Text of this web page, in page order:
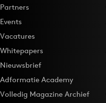
Partners
Events
Vacatures
Whitepapers
Nieuwsbrief
Adformatie Academy
Volledig Magazine Archief